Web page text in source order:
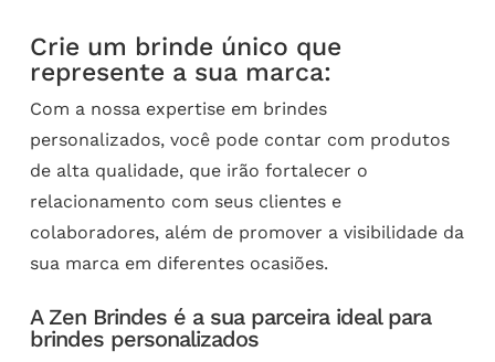
Crie um brinde único que
represente a sua marca:
Com a nossa expertise em brindes
personalizados, você pode contar com produtos
de alta qualidade, que irão fortalecer o
relacionamento com seus clientes e
colaboradores, além de promover a visibilidade da
sua marca em diferentes ocasiões.
A Zen Brindes é a sua parceira ideal para
brindes personalizados